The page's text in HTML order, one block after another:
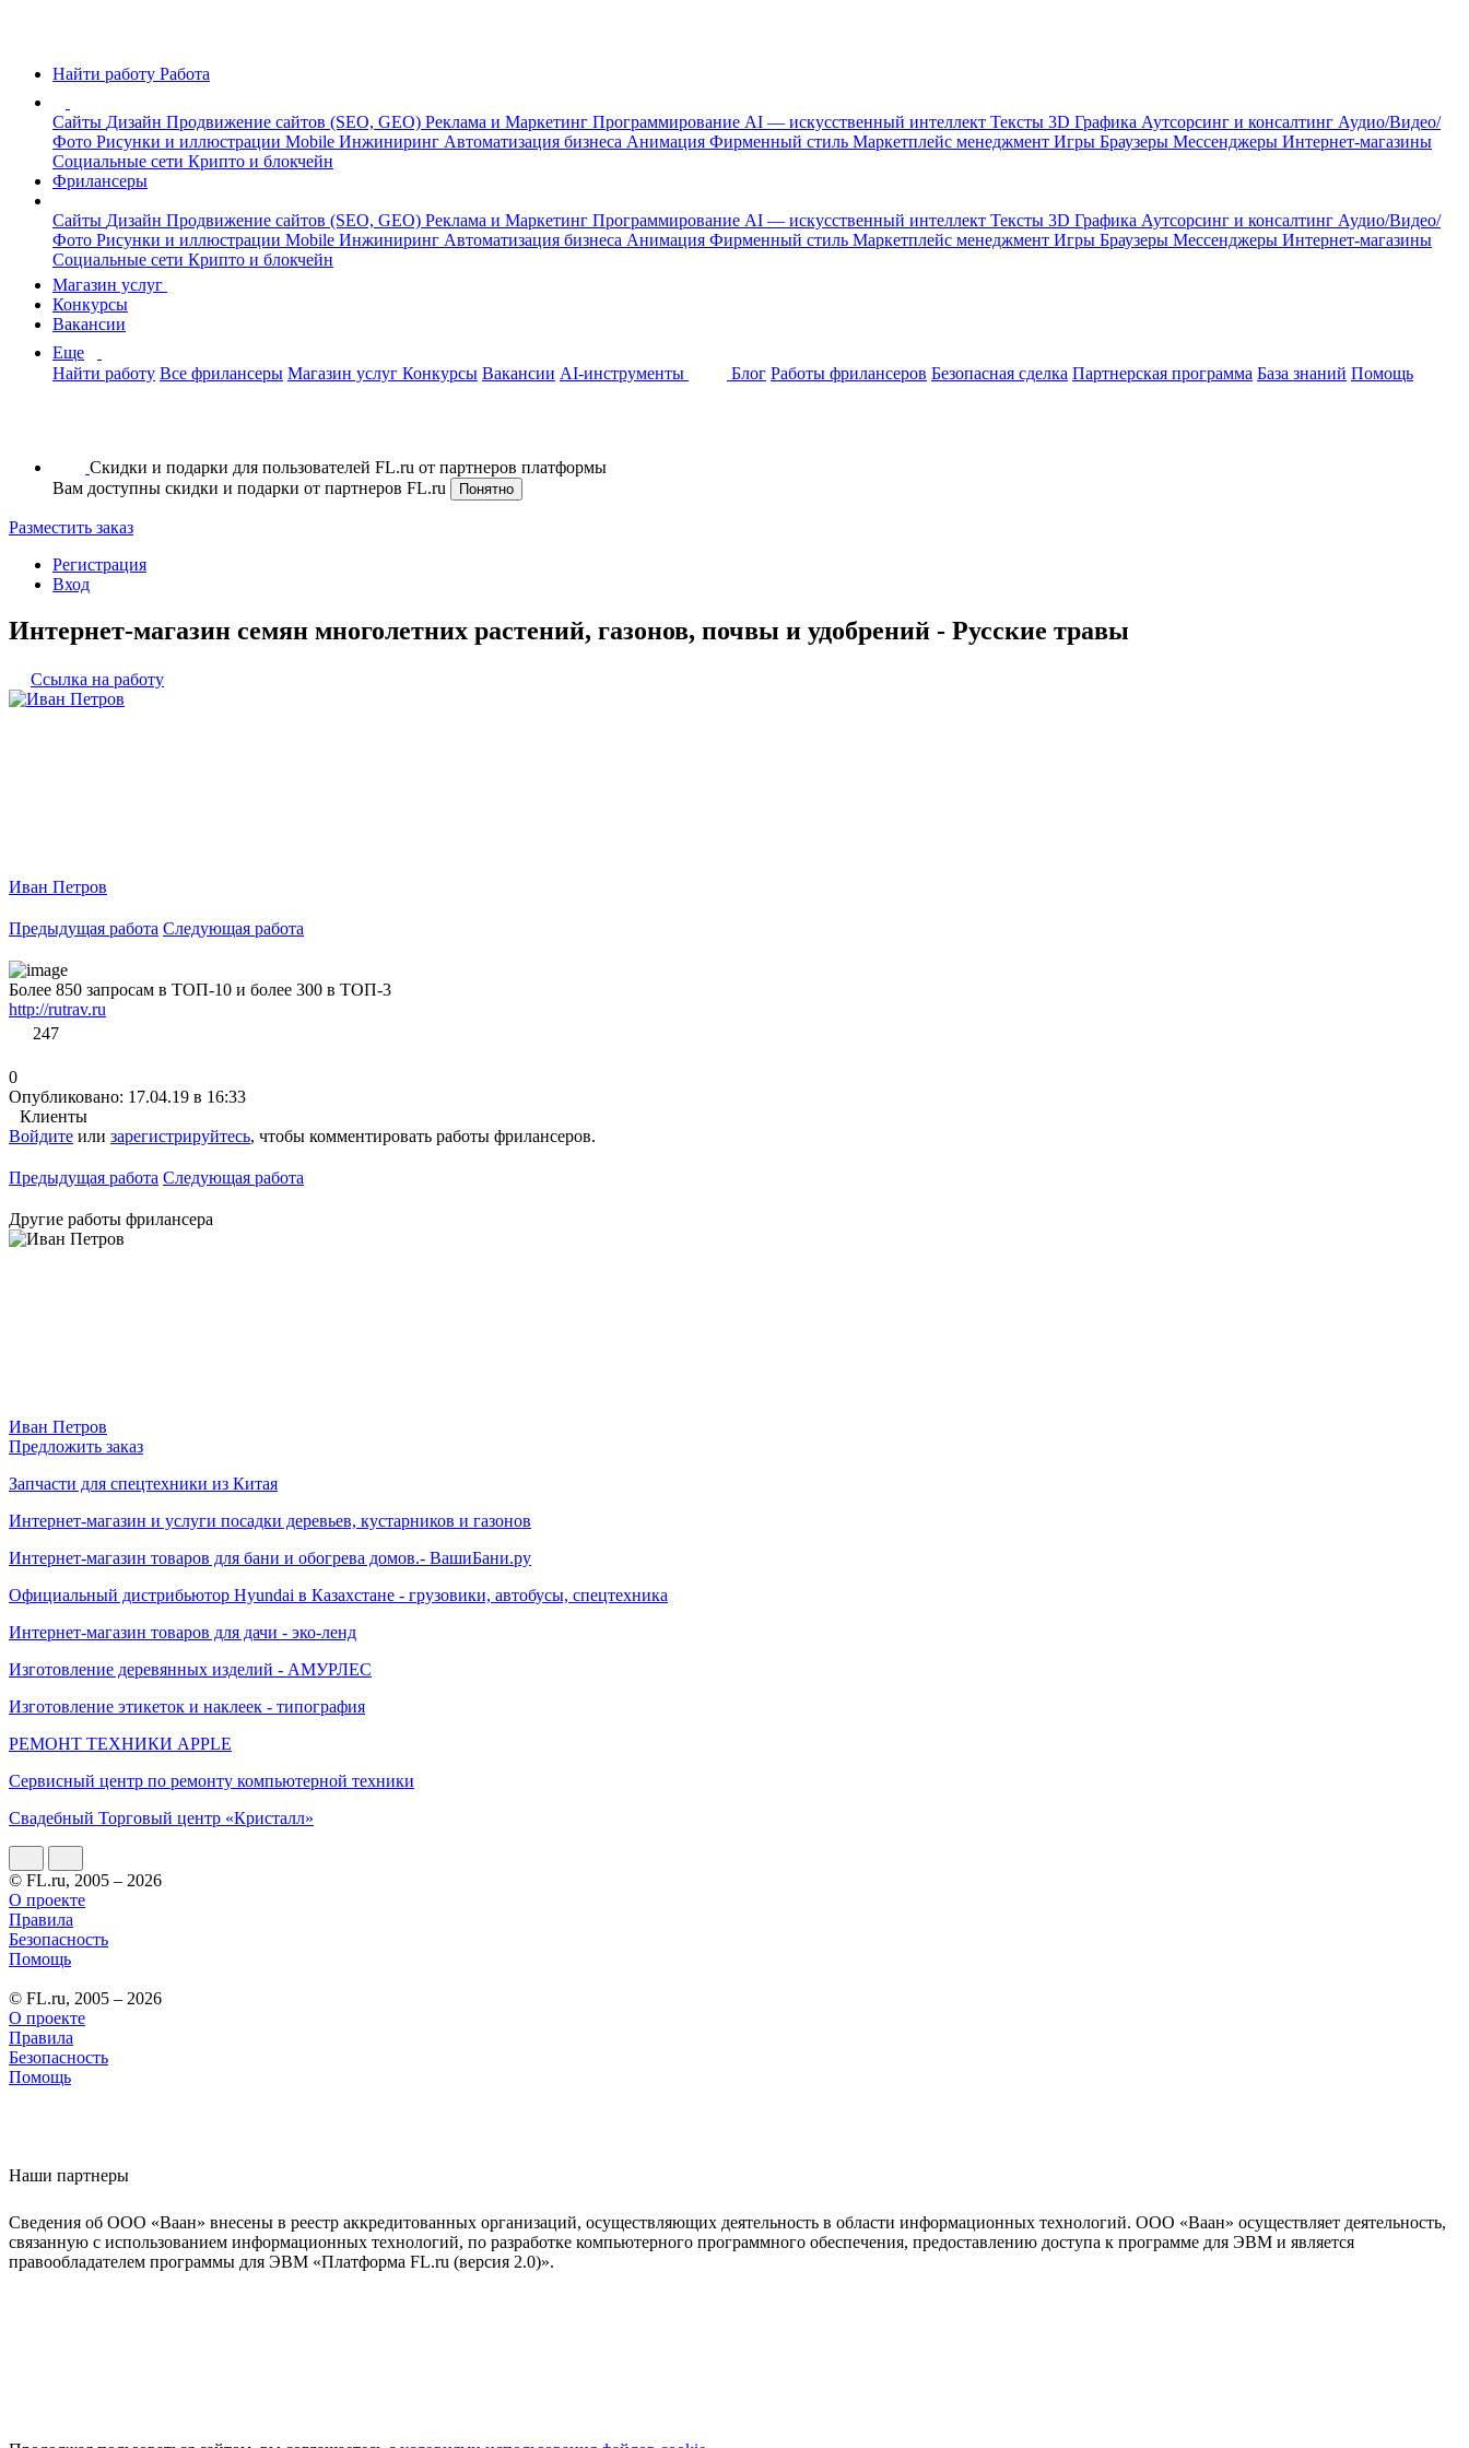
Найти работу Работа
Сайты Дизайн Продвижение сайтов (SEO, GEO) Реклама и Маркетинг Программирование AI — искусственный интеллект Тексты 3D Графика Аутсорсинг и консалтинг Аудио/Видео/
Фото Рисунки и иллюстрации Mobile Инжиниринг Автоматизация бизнеса Анимация Фирменный стиль Маркетплейс менеджмент Игры Браузеры Мессенджеры Интернет-магазины
Социальные сети Крипто и блокчейн
Фрилансеры
Сайты Дизайн Продвижение сайтов (SEO, GEO) Реклама и Маркетинг Программирование AI — искусственный интеллект Тексты 3D Графика Аутсорсинг и консалтинг Аудио/Видео/
Фото Рисунки и иллюстрации Mobile Инжиниринг Автоматизация бизнеса Анимация Фирменный стиль Маркетплейс менеджмент Игры Браузеры Мессенджеры Интернет-магазины
Социальные сети Крипто и блокчейн
Магазин услуг
Конкурсы
Вакансии
Еще
Найти работу Все фрилансеры Магазин услуг Конкурсы Вакансии AI-инструменты Блог Работы фрилансеров Безопасная сделка Партнерская программа База знаний Помощь
Скидки и подарки для пользователей FL.ru от партнеров платформы
Вам доступны скидки и подарки от партнеров FL.ru
Понятно
Разместить заказ
Регистрация
Вход
Интернет-магазин семян многолетних растений, газонов, почвы и удобрений - Русские травы
Ссылка на работу
Иван Петров
Предыдущая работа Следующая работа
Более 850 запросам в ТОП-10 и более 300 в ТОП-3
http://rutrav.ru
247
0
Опубликовано: 17.04.19 в 16:33
Клиенты
Войдите или зарегистрируйтесь, чтобы комментировать работы фрилансеров.
Предыдущая работа Следующая работа
Другие работы фрилансера
Иван Петров
Предложить заказ
Запчасти для спецтехники из Китая
Интернет-магазин и услуги посадки деревьев, кустарников и газонов
Интернет-магазин товаров для бани и обогрева домов.- ВашиБани.ру
Официальный дистрибьютор Hyundai в Казахстане - грузовики, автобусы, спецтехника
Интернет-магазин товаров для дачи - эко-ленд
Изготовление деревянных изделий - АМУРЛЕС
Изготовление этикеток и наклеек - типография
РЕМОНТ ТЕХНИКИ APPLE
Сервисный центр по ремонту компьютерной техники
Свадебный Торговый центр «Кристалл»
© FL.ru, 2005 – 2026
О проекте
Правила
Безопасность
Помощь
© FL.ru, 2005 – 2026
О проекте
Правила
Безопасность
Помощь
Наши партнеры
Сведения об ООО «Ваан» внесены в реестр аккредитованных организаций, осуществляющих деятельность в области информационных технологий. ООО «Ваан» осуществляет деятельность,
связанную с использованием информационных технологий, по разработке компьютерного программного обеспечения, предоставлению доступа к программе для ЭВМ и является
правообладателем программы для ЭВМ «Платформа FL.ru (версия 2.0)».